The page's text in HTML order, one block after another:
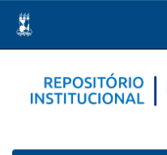
navigation